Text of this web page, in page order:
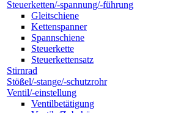
Steuerketten/-spannung/-führung
Gleitschiene
Kettenspanner
Spannschiene
Steuerkette
Steuerkettensatz
Stirnrad
Stößel/-stange/-schutzrohr
Ventil/-einstellung
Ventilbetätigung